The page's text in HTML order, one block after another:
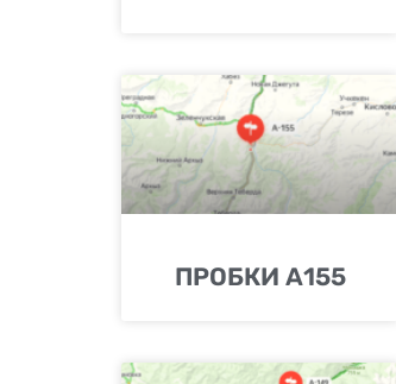
ПРОБКИ А155